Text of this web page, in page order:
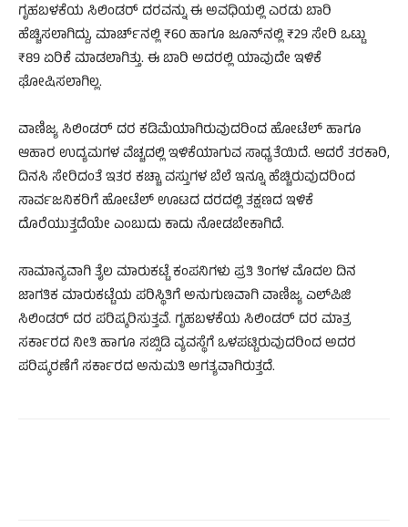
ಗೃಹಬಳಕೆಯ ಸಿಲಿಂಡರ್‌ ದರವನ್ನು ಈ ಅವಧಿಯಲ್ಲಿ ಎರಡು ಬಾರಿ
ಹೆಚ್ಚಿಸಲಾಗಿದ್ದು, ಮಾರ್ಚ್‌ನಲ್ಲಿ ₹60 ಹಾಗೂ ಜೂನ್‌ನಲ್ಲಿ ₹29 ಸೇರಿ ಒಟ್ಟು
₹89 ಏರಿಕೆ ಮಾಡಲಾಗಿತ್ತು. ಈ ಬಾರಿ ಅದರಲ್ಲಿ ಯಾವುದೇ ಇಳಿಕೆ
ಘೋಷಿಸಲಾಗಿಲ್ಲ.
ವಾಣಿಜ್ಯ ಸಿಲಿಂಡರ್‌ ದರ ಕಡಿಮೆಯಾಗಿರುವುದರಿಂದ ಹೋಟೆಲ್ ಹಾಗೂ
ಆಹಾರ ಉದ್ಯಮಗಳ ವೆಚ್ಚದಲ್ಲಿ ಇಳಿಕೆಯಾಗುವ ಸಾಧ್ಯತೆಯಿದೆ. ಆದರೆ ತರಕಾರಿ,
ದಿನಸಿ ಸೇರಿದಂತೆ ಇತರ ಕಚ್ಚಾ ವಸ್ತುಗಳ ಬೆಲೆ ಇನ್ನೂ ಹೆಚ್ಚಿರುವುದರಿಂದ
ಸಾರ್ವಜನಿಕರಿಗೆ ಹೋಟೆಲ್‌ ಊಟದ ದರದಲ್ಲಿ ತಕ್ಷಣದ ಇಳಿಕೆ
ದೊರೆಯುತ್ತದೆಯೇ ಎಂಬುದು ಕಾದು ನೋಡಬೇಕಾಗಿದೆ.
ಸಾಮಾನ್ಯವಾಗಿ ತೈಲ ಮಾರುಕಟ್ಟೆ ಕಂಪನಿಗಳು ಪ್ರತಿ ತಿಂಗಳ ಮೊದಲ ದಿನ
ಜಾಗತಿಕ ಮಾರುಕಟ್ಟೆಯ ಪರಿಸ್ಥಿತಿಗೆ ಅನುಗುಣವಾಗಿ ವಾಣಿಜ್ಯ ಎಲ್‌ಪಿಜಿ
ಸಿಲಿಂಡರ್‌ ದರ ಪರಿಷ್ಕರಿಸುತ್ತವೆ. ಗೃಹಬಳಕೆಯ ಸಿಲಿಂಡರ್‌ ದರ ಮಾತ್ರ
ಸರ್ಕಾರದ ನೀತಿ ಹಾಗೂ ಸಬ್ಸಿಡಿ ವ್ಯವಸ್ಥೆಗೆ ಒಳಪಟ್ಟಿರುವುದರಿಂದ ಅದರ
ಪರಿಷ್ಕರಣೆಗೆ ಸರ್ಕಾರದ ಅನುಮತಿ ಅಗತ್ಯವಾಗಿರುತ್ತದೆ.